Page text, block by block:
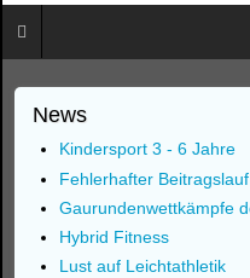
News
Kindersport 3 - 6 Jahre
Fehlerhafter Beitragslauf
Gaurundenwettkämpfe
Hybrid Fitness
Lust auf Leichtathletik